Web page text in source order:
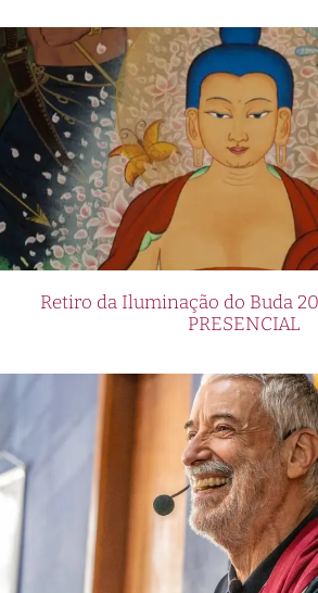
Retiro da Iluminação do Buda
PRESENCIAL